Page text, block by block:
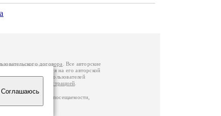
Соглашаюсь
договора
. Все авторские
можете обратиться на его авторской
Федерации. Данные пользователей
связаться с администрацией
данным счетчика посещаемости,